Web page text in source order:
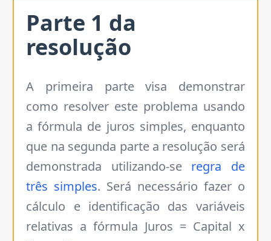
Parte 1 da
resolução
A primeira parte visa demonstrar
como resolver este problema usando
a fórmula de juros simples, enquanto
que na segunda parte a resolução será
demonstrada utilizando-se regra de
três simples. Será necessário fazer o
cálculo e identificação das variáveis
relativas a fórmula Juros = Capital x